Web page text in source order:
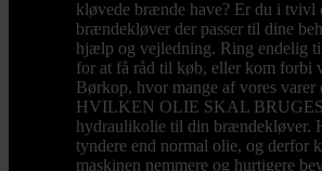
kløvede brænde have? Er du i tvivl
brændekløver der passer til dine
hjælp og vejledning. Ring endelig
for at få råd til køb, eller kom forbi
Børkop, hvor mange af vores varer
HVILKEN OLIE SKAL
hydraulikolie til din brændekløver.
tyndere end normal olie, og derfor
maskinen nemmere og hurtigere